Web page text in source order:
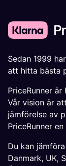
Sedan 1999
att hitta bästa
PriceRunner
Vår vision är
jämförelse av
PriceRunner
Du kan
Danmark, UK,